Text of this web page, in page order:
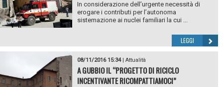
In considerazione dell’urgente necessità di
erogare i contributi per l’autonoma
sistemazione ai nuclei familiari la cui ...
LEGGI
08/11/2016 15:34| Attualità
A GUBBIO IL “PROGETTO DI RICICLO
INCENTIVANTE RICOMPATTIAMOCI”